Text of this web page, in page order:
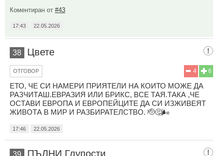
Коментиран от #43
17:43 22.05.2026
38 Цвете
6
4
ОТГОВОР
ЕТО, ЧЕ СИ НАМЕРИ ПРИЯТЕЛИ НА КОИТО МОЖЕ ДА
РАЗЧИТАШ.ЕВРАЗИЯ ИЛИ БРИКС, ВСЕ ТАЯ.ТАКА ,ЧЕ
ОСТАВИ ЕВРОПА И ЕВРОПЕЙЦИТЕ ДА СИ ИЗЖИВЕЯТ
ЖИВОТА В МИР И РАЗБИРАТЕЛСТВО. 🫡🤔🌬
17:46 22.05.2026
39 ПЪЛНИ Глупости